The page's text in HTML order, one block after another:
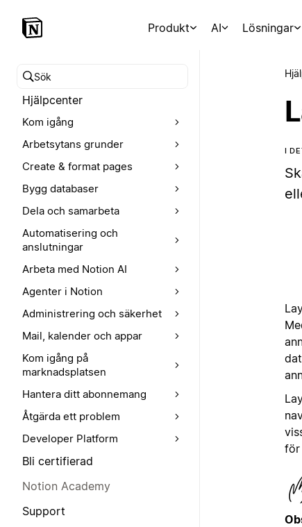
Produkt AI Lösningar
Sök i hjälpcentret
Hjälpcenter
Kom igång
Arbetsytans grunder
Create & format pages
Bygg databaser
Dela och samarbeta
Automatisering och
anslutningar
Arbeta med Notion AI
Agenter i Notion
Administrering och säkerhet
Mail, kalender och appar
Kom igång på
marknadsplatsen
Hantera ditt abonnemang
Åtgärda ett problem
Developer Platform
Bli certifierad
Notion Academy
Support
I
för